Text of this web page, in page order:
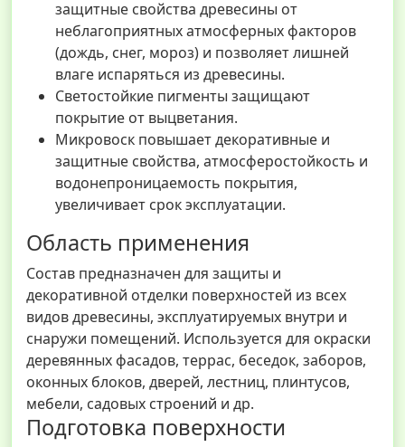
защитные свойства древесины от
неблагоприятных атмосферных факторов
(дождь, снег, мороз) и позволяет лишней
влаге испаряться из древесины.
Светостойкие пигменты защищают
покрытие от выцветания.
Микровоск повышает декоративные и
защитные свойства, атмосферостойкость и
водонепроницаемость покрытия,
увеличивает срок эксплуатации.
Область применения
Состав предназначен для защиты и
декоративной отделки поверхностей из всех
видов древесины, эксплуатируемых внутри и
снаружи помещений. Используется для окраски
деревянных фасадов, террас, беседок, заборов,
оконных блоков, дверей, лестниц, плинтусов,
мебели, садовых строений и др.
Подготовка поверхности